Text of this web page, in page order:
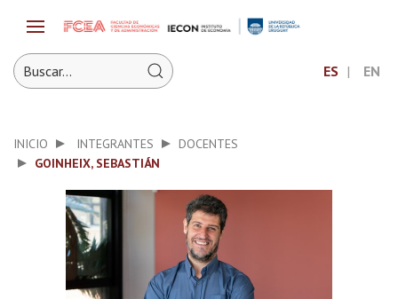
ES EN
INICIO INTEGRANTES
DOCENTES
GOINHEIX, SEBASTIÁN